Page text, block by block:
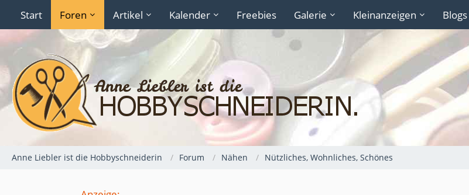
Start Foren Artikel Kalender Freebies Galerie Kleinanzeigen Blogs
Anne Liebler ist die Hobbyschneiderin Forum Nähen Nützliches, Wohnliches, Schönes